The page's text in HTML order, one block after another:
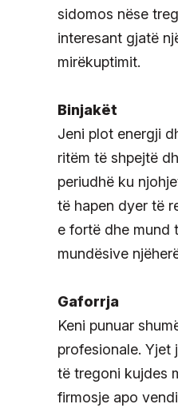
sidomos nëse
interesant gjatë
mirëkuptimit.
Binjakët
Jeni plot energji
ritëm të shpejtë
periudhë ku
të hapen dyer të
e fortë dhe mund
mundësive
Gaforrja
Keni punuar
profesionale. Yjet
të tregoni kujdes
firmosje apo